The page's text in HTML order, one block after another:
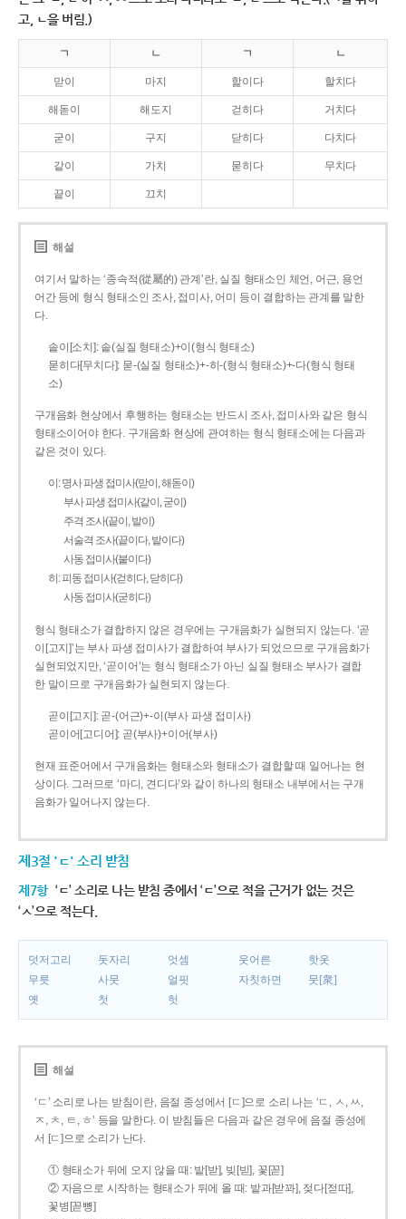
고, ㄴ을 버림.)
ㄱ ㄴ ㄱ ㄴ
맏이 마지 핥이다 할치다
해돋이 해도지 걷히다 거치다
굳이 구지 닫히다 다치다
같이 가치 묻히다 무치다
끝이 끄치
해설
여기서 말하는 ‘종속적(從屬的) 관계’란, 실질 형태소인 체언, 어근, 용언
어간 등에 형식 형태소인 조사, 접미사, 어미 등이 결합하는 관계를 말한
다.
솥이[소치]: 솥(실질 형태소)+이(형식 형태소)
묻히다[무치다]: 묻­-(실질 형태소)+­-히­-(형식 형태소)+-다(형식 형태
소)
구개음화 현상에서 후행하는 형태소는 반드시 조사, 접미사와 같은 형식
형태소이어야 한다. 구개음화 현상에 관여하는 형식 형태소에는 다음과
같은 것이 있다.
이: 명사 파생 접미사(맏이, 해돋이)
부사 파생 접미사(같이, 굳이)
주격 조사(끝이, 밭이)
서술격 조사(끝이다, 밭이다)
사동 접미사(붙이다)
히: 피동 접미사(걷히다, 닫히다)
사동 접미사(굳히다)
형식 형태소가 결합하지 않은 경우에는 구개음화가 실현되지 않는다. ‘곧
이[고지]’는 부사 파생 접미사가 결합하여 부사가 되었으므로 구개음화가
실현되었지만, ‘곧이어’는 형식 형태소가 아닌 실질 형태소 부사가 결합
한 말이므로 구개음화가 실현되지 않는다.
곧이[고지]: 곧-­(어근)+­-이(부사 파생 접미사)
곧이어[고디어]: 곧(부사)+이어(부사)
현재 표준어에서 구개음화는 형태소와 형태소가 결합할 때 일어나는 현
상이다. 그러므로 ‘마디, 견디다’와 같이 하나의 형태소 내부에서는 구개
음화가 일어나지 않는다.
제3절 'ㄷ' 소리 받침
제7항 ‘ㄷ’ 소리로 나는 받침 중에서 ‘ㄷ’으로 적을 근거가 없는 것은
‘ㅅ’으로 적는다.
덧저고리 돗자리 엇셈 웃어른
핫옷
무릇
사뭇 얼핏 자칫하면
뭇[衆]
옛
첫 헛
해설
‘ㄷ’ 소리로 나는 받침이란, 음절 종성에서 [ㄷ]으로 소리 나는 ‘ㄷ, ㅅ, ㅆ,
ㅈ, ㅊ, ㅌ, ㅎ’ 등을 말한다. 이 받침들은 다음과 같은 경우에 음절 종성에
서 [ㄷ]으로 소리가 난다.
① 형태소가 뒤에 오지 않을 때: 밭[받], 빚[빋], 꽃[꼳]
② 자음으로 시작하는 형태소가 뒤에 올 때: 밭과[받꽈], 젖다[젇따],
꽃병[꼳뼝]